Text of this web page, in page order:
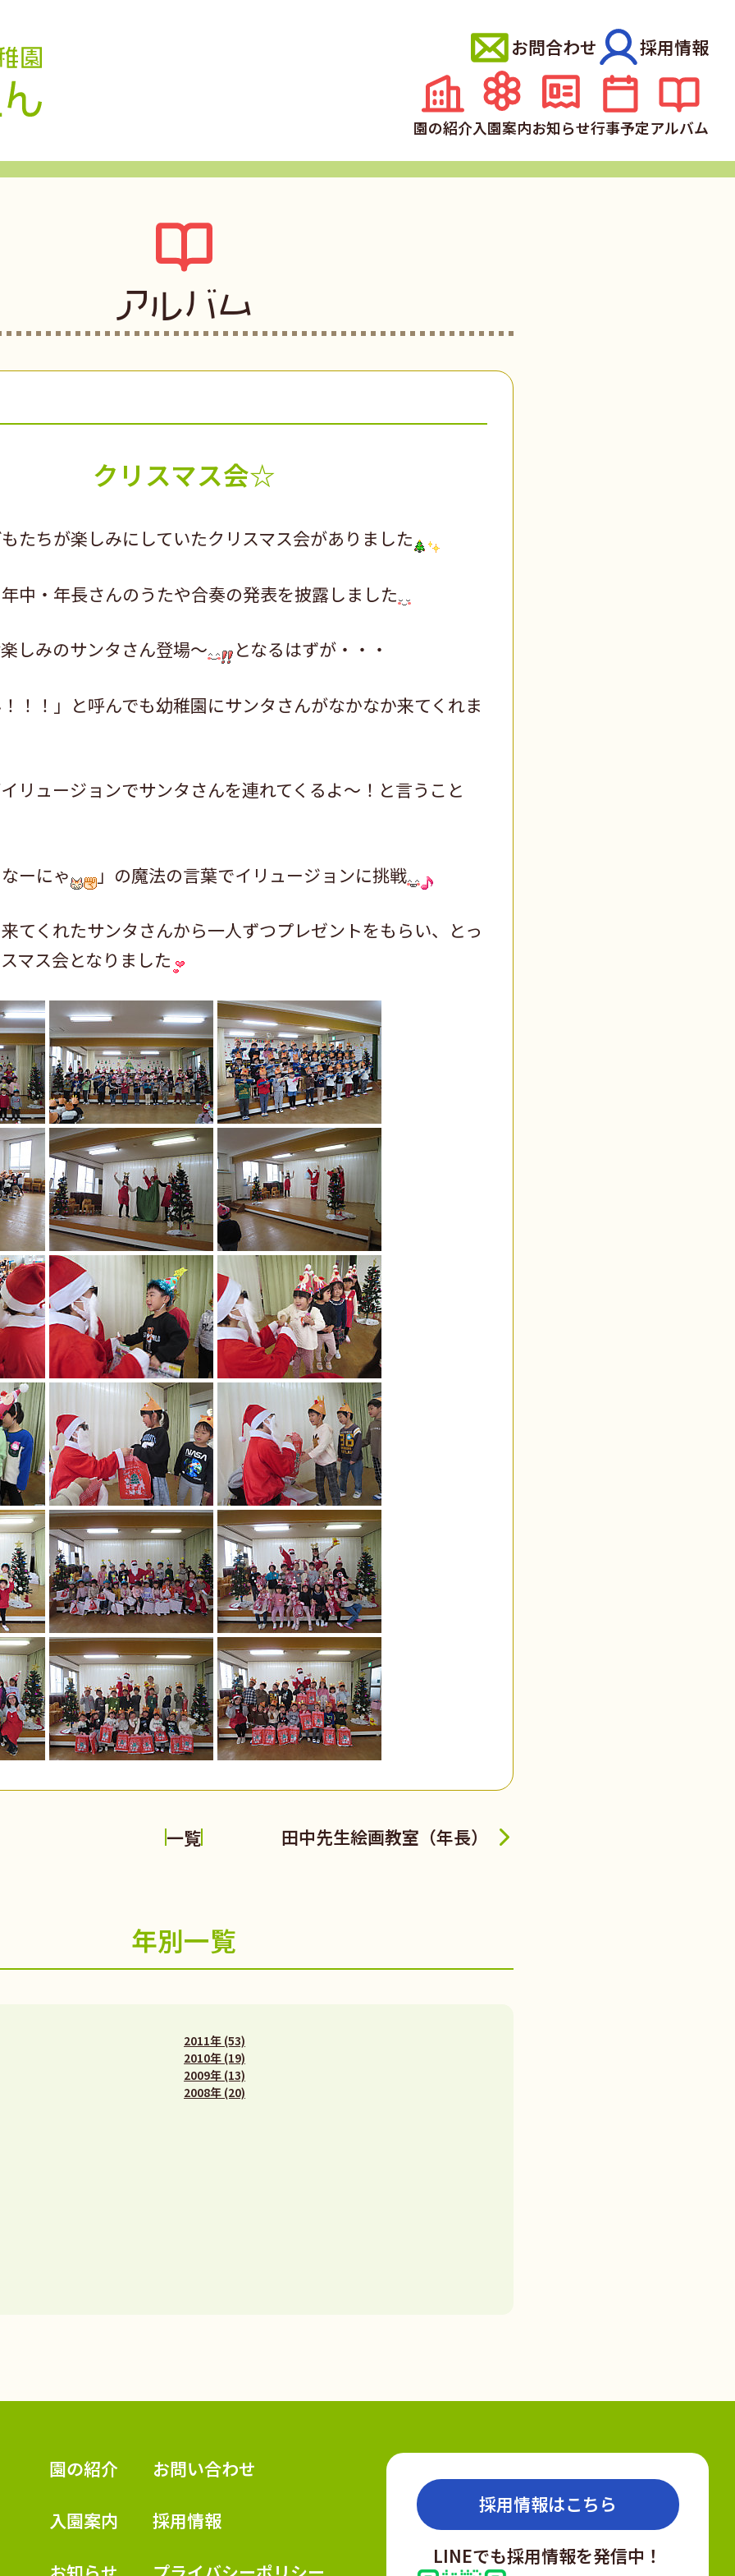
園の紹介入園案内お知らせ行事予定アルバム
お問合わせ 採用情報
アルバム
クリスマス会☆
ちが楽しみにしていたクリスマス会がありました
中・年長さんのうたや合奏の発表を披露しました
しみのサンタさん登場～ となるはずが・・・
！！」と呼んでも幼稚園にサンタさんがなかなか来てくれま
リュージョンでサンタさんを連れてくるよ～！と言うこと
ーにゃ 」の魔法の言葉でイリュージョンに挑戦
てくれたサンタさんから一人ずつプレゼントをもらい、とっ
マス会となりました
一覧 田中先生絵画教室（年長）
年別一覧
2011年 (53)
2010年 (19)
2009年 (13)
2008年 (20)
定こども園 学校法人久米幼稚園
園の紹介
入園案内
お問い合わせ
採用情報
採用情報はこちら
LINEでも採用情報を発信中！